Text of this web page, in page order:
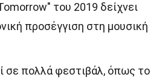
του 2019 δείχνει
προσέγγιση στη μουσική
σε πολλά φεστιβάλ, όπως το